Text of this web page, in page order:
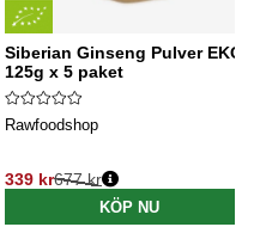
Siberian Ginseng Pulver EKO
125g x 5 paket
Rawfoodshop
339 kr
Ordinarie pris:
677 kr
KÖP NU